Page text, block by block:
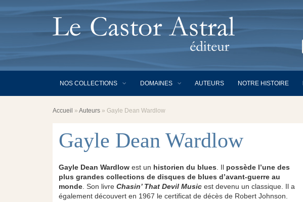
NOS COLLECTIONS DOMAINES AUTEURS NOTRE HISTOIRE
Accueil »Auteurs »Gayle Dean Wardlow
Gayle Dean Wardlow
Gayle Dean Wardlow est un historien du blues. Il possède l’une des
plus grandes collections de disques de blues d’avant-guerre au
monde. Son livre Chasin’ That Devil Music est devenu un classique. Il a
également découvert en 1967 le certificat de décès de Robert Johnson.